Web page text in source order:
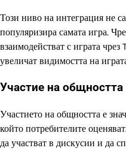
Този ниво на интеграция не
популяризира самата игра.
взаимодействат с играта
увеличат видимостта на
Участие на общността
Участието на общността е
който потребителите
да участват в дискусии и да